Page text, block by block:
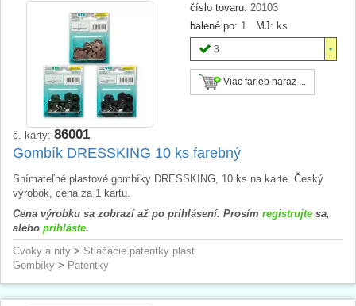
číslo tovaru: 20103
balené po: 1 MJ: ks
3
Viac farieb naraz ...
č. karty: 86001
Gombík DRESSKING 10 ks farebný
Snímateľné plastové gombíky DRESSKING, 10 ks na karte. Český
výrobok, cena za 1 kartu.
Cena výrobku sa zobrazí až po prihlásení. Prosím registrujte sa,
alebo prihláste.
Cvoky a nity > Stláčacie patentky plast
Gombíky > Patentky